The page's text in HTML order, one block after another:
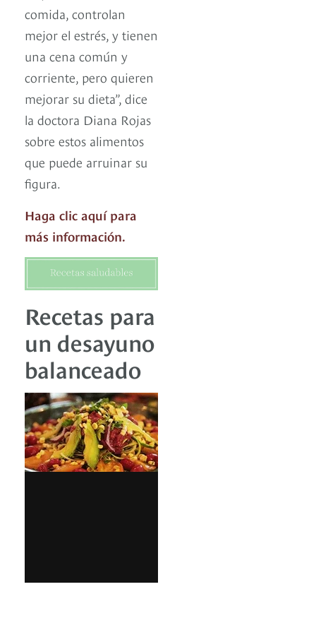
comida, controlan
mejor el estrés, y tienen
una cena común y
corriente, pero quieren
mejorar su dieta”, dice
la doctora Diana Rojas
sobre estos alimentos
que puede arruinar su
figura.
Haga clic aquí para
más información.
Recetas para
un desayuno
balanceado